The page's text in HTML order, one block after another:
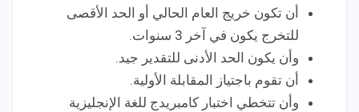
أن تكون خريج العام الحالي أو الحد الأقصى
للتخرج يكون في آخر 3 سنوات.
وأن يكون الحد الأدنى للتقدير جيد.
أن تقوم باجتياز المقابلة الأولية.
وأن تتخطي اختبار كامبريدج للغة الإنجليزية